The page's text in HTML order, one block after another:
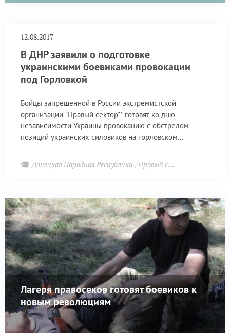
12.08.2017
В ДНР заявили о подготовке
украинскими боевиками провокации
под Горловкой
Бойцы запрещенной в России экстремистской
организации "Правый сектор"* готовят ко дню
независимости Украины провокацию с обстрелом
позиций украинских силовиков на горловском
командующего оперативным командованием ДНР
Эдуард Басурин.
Донецкая Народная Республика Правый сектор
Лагеря правосеков готовят боевиков к
новым революциям